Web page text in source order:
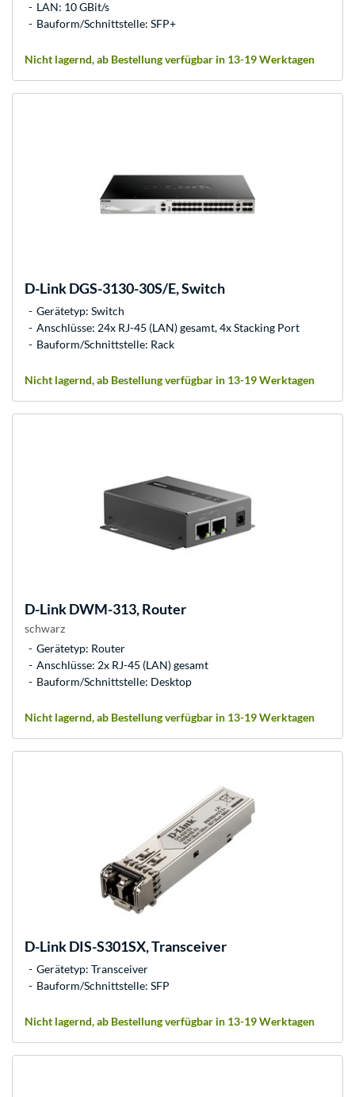
LAN: 10 GBit/s
Bauform/Schnittstelle: SFP+
Nicht lagernd, ab Bestellung verfügbar in 13-19 Werktagen
D-LinkDGS-3130-30S/E, Switch
Gerätetyp: Switch
Anschlüsse: 24x RJ-45 (LAN) gesamt, 4x Stacking Port
Bauform/Schnittstelle: Rack
Nicht lagernd, ab Bestellung verfügbar in 13-19 Werktagen
D-LinkDWM-313, Router
schwarz
Gerätetyp: Router
Anschlüsse: 2x RJ-45 (LAN) gesamt
Bauform/Schnittstelle: Desktop
Nicht lagernd, ab Bestellung verfügbar in 13-19 Werktagen
D-LinkDIS-S301SX, Transceiver
Gerätetyp: Transceiver
Bauform/Schnittstelle: SFP
Nicht lagernd, ab Bestellung verfügbar in 13-19 Werktagen